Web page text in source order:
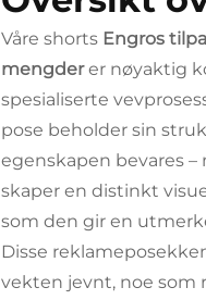
Våre shorts Engros
mengderer nøyaktig
spesialiserte
pose beholder sin
egenskapen bevares
skaper en distinkt
som den gir en
Disse
vekten jevnt, noe som